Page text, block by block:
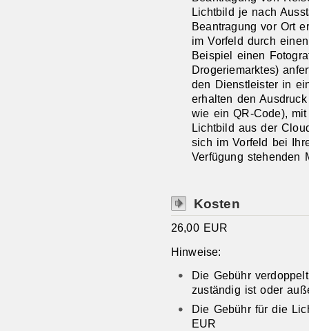
Lichtbild je nach
Beantragung vor Ort
im Vorfeld durch
Beispiel einen
Drogeriemarktes)
den Dienstleister in
erhalten den
wie ein QR-Code),
Lichtbild aus der
sich im Vorfeld bei
Verfügung stehenden
Kosten
26,00 EUR
Hinweise:
Die Gebühr
zuständig ist oder
Die Gebühr für die
EUR